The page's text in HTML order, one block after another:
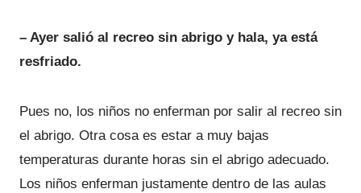
– Ayer salió al recreo sin abrigo y hala, ya está
resfriado.
Pues no, los niños no enferman por salir al recreo sin
el abrigo. Otra cosa es estar a muy bajas
temperaturas durante horas sin el abrigo adecuado.
Los niños enferman justamente dentro de las aulas